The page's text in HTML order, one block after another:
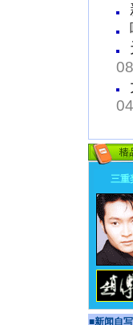
三重
■新闻自